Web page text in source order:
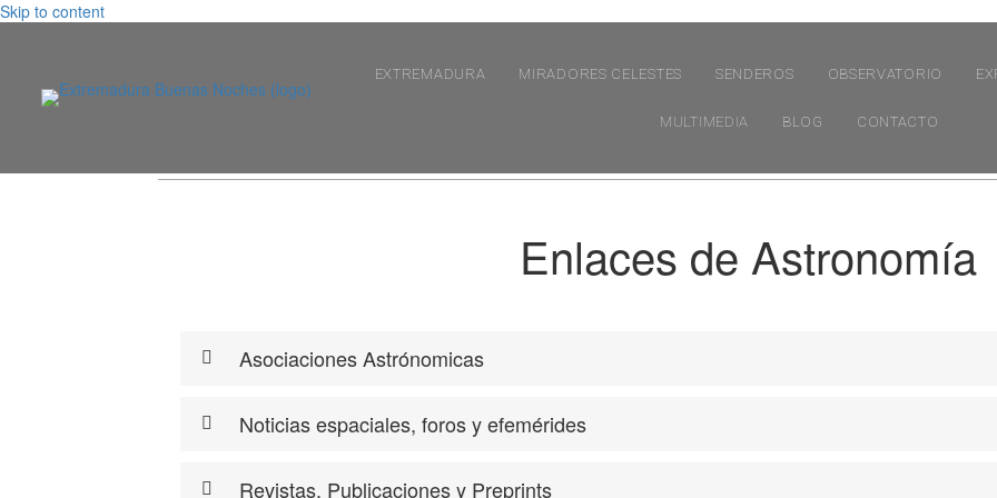
Skip to content
EXTREMADURA MIRADORES CELESTES SENDEROS OBSERVATORIO
MULTIMEDIA BLOG CONTACTO
Enlaces de Astronomía
Asociaciones Astrónomicas
Noticias espaciales, foros y efemérides
Revistas, Publicaciones y Preprints